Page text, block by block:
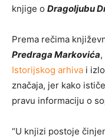
knjige o Dragoljubu
Prema rečima
Predraga Markovića
Istorijskog arhiva i
značaja, jer kako
pravu informaciju o
“U knjizi postoje